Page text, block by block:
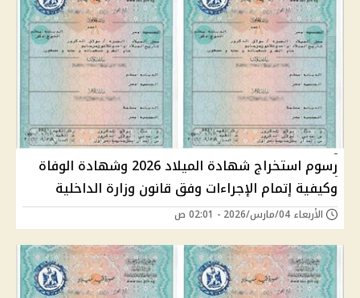
رسوم استخراج شهادة الميلاد 2026 وشهادة الوفاة
وكيفية إتمام الإجراءات وفق قانون وزارة الداخلية
الأربعاء 04/مارس/2026 - 02:01 ص